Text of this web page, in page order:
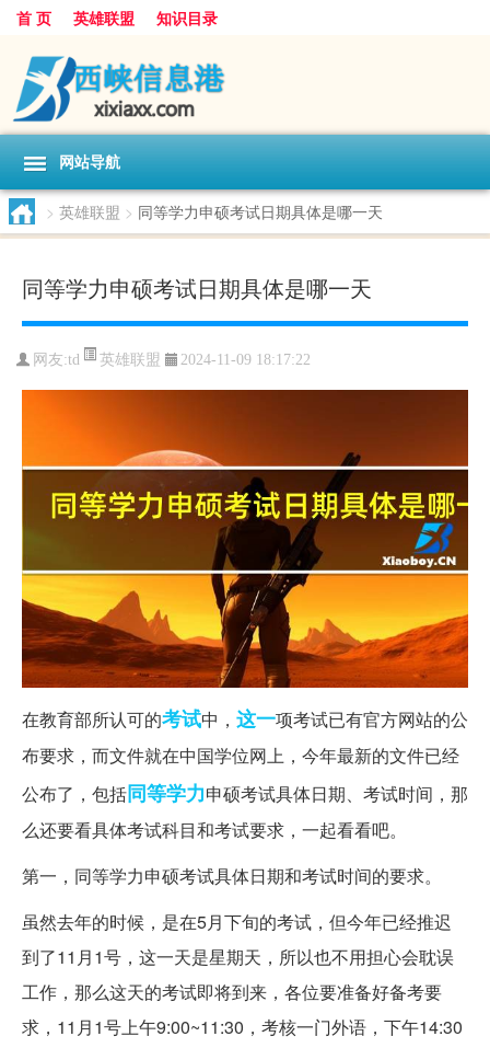
首 页 英雄联盟 知识目录
网站导航
> 英雄联盟 > 同等学力申硕考试日期具体是哪一天
同等学力申硕考试日期具体是哪一天
网友:td 英雄联盟 2024-11-09 18:17:22
在教育部所认可的考试中， 这一项考试已有官方网站的公
布要求，而文件就在中国学位网上，今年最新的文件已经
公布了，包括同等学力申硕考试具体日期、考试时间，那
么还要看具体考试科目和考试要求，一起看看吧。
第一，同等学力申硕考试具体日期和考试时间的要求。
虽然去年的时候，是在5月下旬的考试，但今年已经推迟
到了11月1号，这一天是星期天，所以也不用担心会耽误
工作，那么这天的考试即将到来，各位要准备好备考要
求，11月1号上午9:00~11:30，考核一门外语，下午14:30